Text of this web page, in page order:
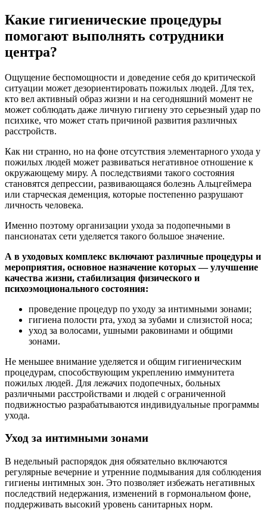
Какие гигиенические процедуры
помогают выполнять сотрудники
центра?
Ощущение беспомощности и доведение себя до критической
ситуации может дезориентировать пожилых людей. Для тех,
кто вел активный образ жизни и на сегодняшний момент не
может соблюдать даже личную гигиену это серьезный удар по
психике, что может стать причиной развития различных
расстройств.
Как ни странно, но на фоне отсутствия элементарного ухода у
пожилых людей может развиваться негативное отношение к
окружающему миру. А последствиями такого состояния
становятся депрессии, развивающаяся болезнь Альцгеймера
или старческая деменция, которые постепенно разрушают
личность человека.
Именно поэтому организации ухода за подопечными в
пансионатах сети уделяется такого большое значение.
А в уходовых комплекс включают различные процедуры и
мероприятия, основное назначение которых — улучшение
качества жизни, стабилизация физического и
психоэмоционального состояния:
проведение процедур по уходу за интимными зонами;
гигиена полости рта, уход за зубами и слизистой носа;
уход за волосами, ушными раковинами и общими
зонами.
Не меньшее внимание уделяется и общим гигиеническим
процедурам, способствующим укреплению иммунитета
пожилых людей. Для лежачих подопечных, больных
различными расстройствами и людей с ограниченной
подвижностью разрабатываются индивидуальные программы
ухода.
Уход за интимными зонами
В недельный распорядок дня обязательно включаются
регулярные вечерние и утренние подмывания для соблюдения
гигиены интимных зон. Это позволяет избежать негативных
последствий недержания, изменений в гормональном фоне,
поддерживать высокий уровень санитарных норм.